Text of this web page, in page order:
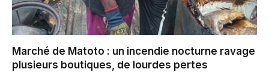
Marché de Matoto : un incendie nocturne ravage
plusieurs boutiques, de lourdes pertes